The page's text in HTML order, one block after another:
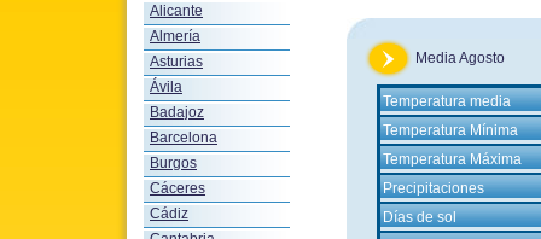
Alicante
Almería
Asturias
Ávila
Badajoz
Barcelona
Burgos
Cáceres
Cádiz
Media Agosto
Temperatura media
Temperatura Mínima
Temperatura Máxima
Precipitaciones
Días de sol